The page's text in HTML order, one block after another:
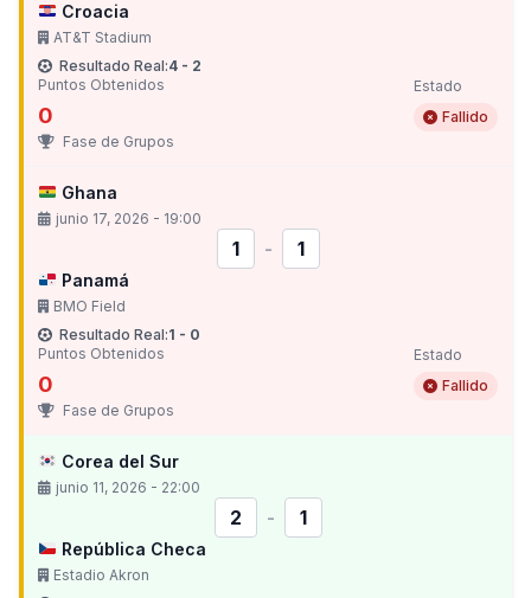
Croacia
AT&T Stadium
Resultado Real:4 - 2
Puntos Obtenidos
0
Estado
Fallido
Fase de Grupos
Ghana
junio 17, 2026 - 19:00
1 - 1
Panamá
BMO Field
Resultado Real:1 - 0
Puntos Obtenidos
0
Estado
Fallido
Fase de Grupos
Corea del Sur
junio 11, 2026 - 22:00
2 - 1
República Checa
Estadio Akron